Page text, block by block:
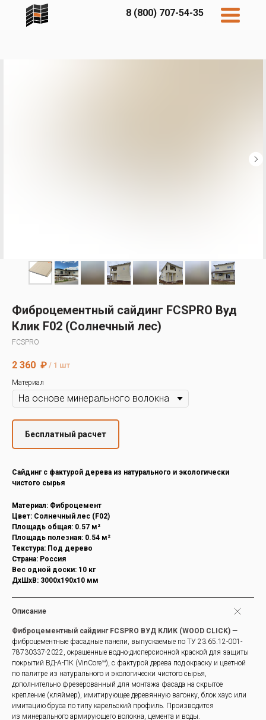
8 (800) 707-54-35
Decover
Cedral
Фиброцементный сайдинг FCSPRO Вуд
Клик F02 (Солнечный лес)
FCSPRO
2 360 ₽ / 1 шт
Материал
Бесплатный расчет
Cайдинг с фактурой дерева из натурального и экологически
чистого сырья
Материал: Фиброцемент
Цвет: Солнечный лес (F02)
Площадь общая: 0.57 м²
Площадь полезная: 0.54 м²
Текстура: Под дерево
Страна: Россия
Вес одной доски: 10 кг
ДxШxВ: 3000x190x10 мм
Описание
Фиброцементный сайдинг FCSPRO ВУД КЛИК (WOOD CLICK) —
фиброцементные фасадные панели, выпускаемые по ТУ 23.65.12-001-
78730337-2022, окрашенные водно-дисперсионной краской для защиты
покрытий ВД-А-ПК (VinCore™), с фактурой дерева под окраску и цветной
по палитре из натурального и экологически чистого сырья,
дополнительно фрезерованный для монтажа фасада на скрытое
крепление (кляймер), имитирующее деревянную вагонку, блок хаус или
имитацию бруса по типу карельский профиль. Производится
из минерального армирующего волокна, цемента и воды.